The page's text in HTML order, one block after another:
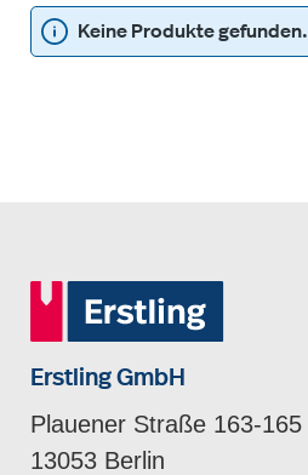
Keine Produkte gefunden.
Erstling GmbH
Plauener Straße 163-165
13053 Berlin